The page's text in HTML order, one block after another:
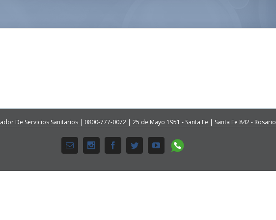
De Servicios Sanitarios | 0800-777-0072 | 25 de Mayo 1951 - Santa Fe | Santa Fe 842 - Rosario
Email InstagramFacebookTwitterYoutubeWhatsapp